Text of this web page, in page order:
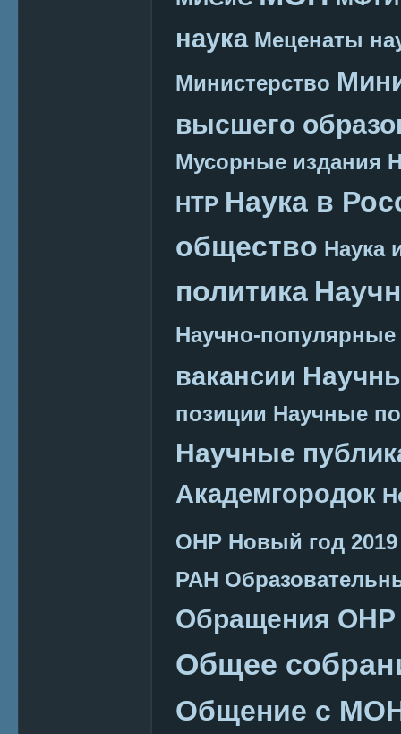
наука Меценаты
Министерство
высшего
Мусорные издания
НТР Наука в
общество Наука
политика
Научно-
вакансии
позиции Научные
Научные
Академгородок
ОНР Новый год 2019
РАН
Обращения ОНР
Общее
Общение с